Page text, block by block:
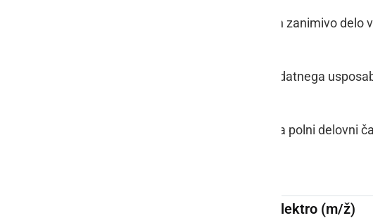
dinamično in zanimivo
možnost dodatnega
zaposlitev za polni delovni
Vzdrževalec - elektro (m/ž)